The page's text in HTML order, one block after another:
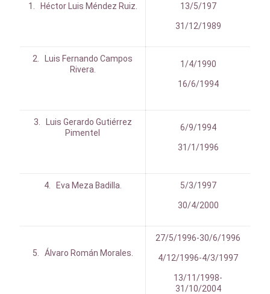
1. Héctor Luis Méndez Ruiz. 13/5/197
31/12/1989
2. Luis Fernando Campos
Rivera.
1/4/1990
16/6/1994
3. Luis Gerardo Gutiérrez
Pimentel
6/9/1994
31/1/1996
4. Eva Meza Badilla. 5/3/1997
30/4/2000
5. Álvaro Román Morales.
27/5/1996-30/6/1996
4/12/1996-4/3/1997
13/11/1998-
31/10/2004